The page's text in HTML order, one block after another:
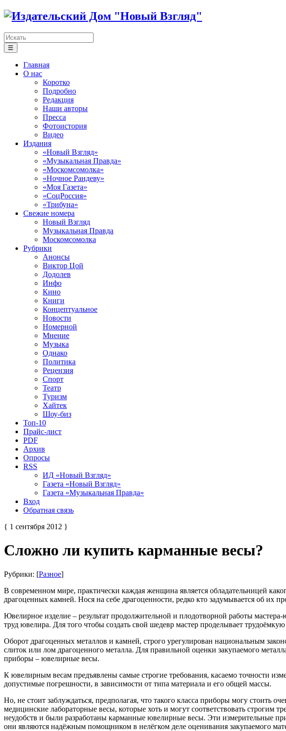
☰
Главная
О нас
Коротко
Подробно
Редакция
Наши авторы
Пресса
Фотоистория
Видео
Издания
«Новый Взгляд»
«Музыкальная Правда»
«Москомсомолка»
«Ночное Рандеву»
«Моя Газета»
«СоцРоссия»
«Трибуна»
Свежие номера
Новый Взгляд
Музыкальная Правда
Москомсомолка
Рубрики
Анонсы
Виктор Цой
Додолев
Инфо
Кино
Книги
Концептуальное
Новости
Номерной
Мнение
Музыка
Однако
Политика
Рецензия
Спорт
Театр
Туризм
Хайтек
Шоу-биз
Топ-10
Прайс-лист
PDF
Архив
Опросы
RSS
ИД «Новый Взгляд»
Газета «Новый Взгляд»
Газета «Музыкальная Правда»
Вход
Обратная связь
{ 1 сентября 2012 }
Сложно ли купить карманные весы?
Рубрики: [Разное]
В современном мире, практически каждая женщина является обладательницей
драгоценных камней. Нося на себе драгоценности, редко кто задумывается об их
Ювелирное изделие – результат продолжительной и плодотворной работы
труд ювелира. Для того чтобы создать свой шедевр мастер проделывает
Оборот драгоценных металлов и камней, строго урегулирован национальным
слиток или лом драгоценного металла. Для правильной оценки закупаемого
приборы – ювелирные весы.
К ювелирным весам предъявлены самые строгие требования, касаемо точности
допустимые погрешности, в зависимости от типа материала и его общей массы.
Но, не стоит заблуждаться, предполагая, что такого класса приборы могу стоить
медицинские лабораторные весы, которые хоть и могут соответствовать строгим
неудобств и были разработаны карманные ювелирные весы. Эти измерительные
они являются надёжным помощником в нелёгком деле оценивания закупаемого